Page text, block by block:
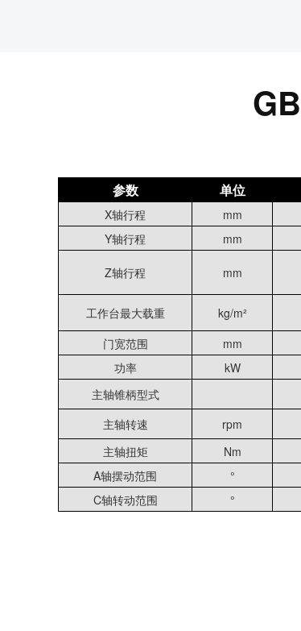
参数 单位
X轴行程 mm
Y轴行程
mm
Z轴行程 mm
工作台最大载重 kg/m²
门宽范围
mm
功率
kW
主轴锥柄型式
主轴转速
rpm
主轴扭矩
Nm
A轴摆动范围
°
C轴转动范围
°